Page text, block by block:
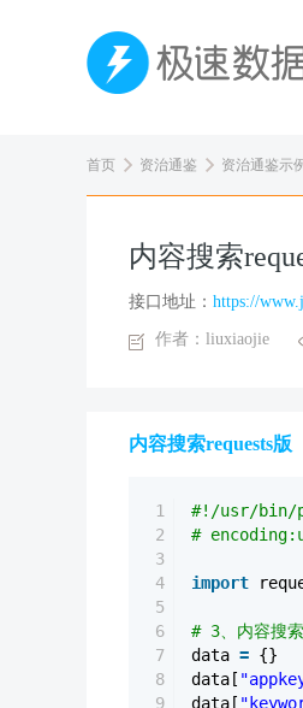
首页 资治通鉴 资治通鉴示
内容搜索
接口地址： https://
作者：liuxiaojie
内容搜索requests版
1
2
3
4
5
6
7
8
9
#!/usr/bin/
#
import
# 3、内容搜索
data = {}
data[
data[